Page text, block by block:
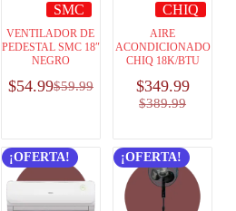
SMC
VENTILADOR DE
PEDESTAL SMC 18″
NEGRO
$59.99
$54.99
CHIQ
AIRE
ACONDICIONADO
CHIQ 18K/BTU
$389.99
$349.99
¡OFERTA! ¡OFERTA!